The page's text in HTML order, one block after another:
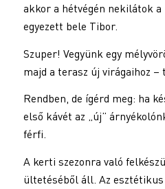
akkor a hétvégén nekilátok
egyezett bele Tibor.
Szuper! Vegyünk egy
majd a terasz új virágaihoz –
Rendben, de ígérd meg: ha
első kávét az „új”
férfi.
A kerti szezonra való
ültetéséből áll. Az